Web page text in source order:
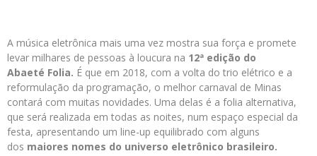
A música eletrônica mais uma vez mostra sua força e promete
levar milhares de pessoas à loucura na 12ª edição do
Abaeté Folia. É que em 2018, com a volta do trio elétrico e a
reformulação da programação, o melhor carnaval de Minas
contará com muitas novidades. Uma delas é a folia alternativa,
que será realizada em todas as noites, num espaço especial da
festa, apresentando um line-up equilibrado com alguns
dos maiores nomes do universo eletrônico brasileiro.